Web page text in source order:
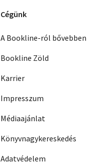
Cégünk
A Bookline-ról bővebben
Bookline Zöld
Karrier
Impresszum
Médiaajánlat
Könyvnagykereskedés
Adatvédelem